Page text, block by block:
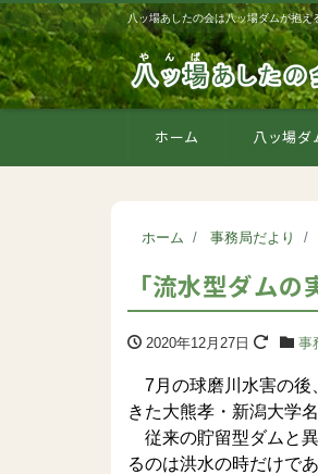
八ッ場あしたの会は八ッ場ダムが抱え
ホーム 八ッ場ダ
ホーム 事務局だより
「流水型ダム
2020年12月27日 事
7月の球磨川水害の後
きた大熊孝・新潟大学
従来の貯留型ダムと
るのは洪水の時だけで